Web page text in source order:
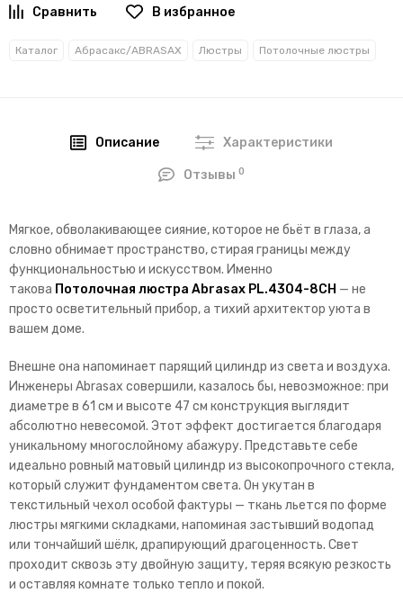
В избранное
Каталог Абрасакс/ABRASAX Люстры Потолочные люстры
Описание Характеристики
Отзывы0
Мягкое, обволакивающее сияние, которое не бьёт в глаза, а
словно обнимает пространство, стирая границы между
функциональностью и искусством. Именно
такова Потолочная люстра Abrasax PL.4304-8CH — не
просто осветительный прибор, а тихий архитектор уюта в
вашем доме.
Внешне она напоминает парящий цилиндр из света и воздуха.
Инженеры Abrasax совершили, казалось бы, невозможное: при
диаметре в 61 см и высоте 47 см конструкция выглядит
абсолютно невесомой. Этот эффект достигается благодаря
уникальному многослойному абажуру. Представьте себе
идеально ровный матовый цилиндр из высокопрочного стекла,
который служит фундаментом света. Он укутан в
текстильный чехол особой фактуры — ткань льется по форме
люстры мягкими складками, напоминая застывший водопад
или тончайший шёлк, драпирующий драгоценность. Свет
проходит сквозь эту двойную защиту, теряя всякую резкость
и оставляя комнате только тепло и покой.